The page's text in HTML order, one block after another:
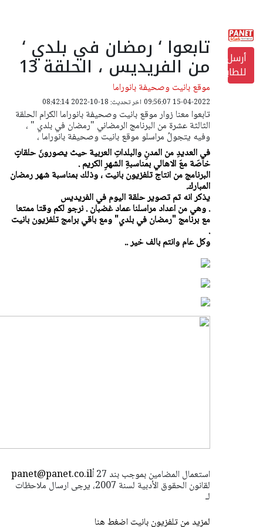
أرسل
للطابعة
تابعوا ‘ رمضان في بلدي ‘
من الفريديس ، الحلقة 13
موقع بانيت وصحيفة بانوراما
15-04-2022 09:56:07 اخر تحديث: 18-10-2022 08:42:14
تابعوا معنا زوار موقع بانيت وصحيفة بانوراما الكرام الحلقة
الثالثة عشرة من البرنامج الرمضاني "رمضان في بلدي " ،
وفيه يتجولُ مراسلو موقع بانيت وصحيفة بانوراما ،
في العديدِ من المدنِ والبلداتِ العربية حيث يصورونَ حلقاتٍ
خاصَة معَ الاهالي بمناسبةِ الشهرِ الكريم .
البرنامج من انتاج تلفزيون بانيت ، وذلك بمناسبة شهر رمضان
المبارك.
يذكر انه تم تصوير حلقة اليوم في الفريديس
. وهي من اعداد مراسلنا عماد غضبان . نرجو لكم وقتا ممتعا
مع برنامج "رمضان في بلدي" ومع باقي برامج تلفزيون بانيت
.
وكل عام وانتم بالف خير ..
panet@panet.co.ilاستعمال المضامين بموجب بند 27 أ
لقانون الحقوق الأدبية لسنة 2007، يرجى ارسال ملاحظات
لـ
لمزيد من تلفزيون بانيت اضغط هنا